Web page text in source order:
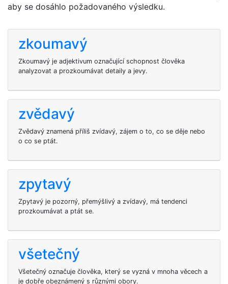
aby se dosáhlo požadovaného výsledku.
zkoumavý
Zkoumavý je adjektivum označující schopnost člověka
analyzovat a prozkoumávat detaily a jevy.
zvědavý
Zvědavý znamená příliš zvídavý, zájem o to, co se děje nebo
o co se ptát.
zpytavý
Zpytavý je pozorný, přemýšlivý a zvídavý, má tendenci
prozkoumávat a ptát se.
všetečný
Všetečný označuje člověka, který se vyzná v mnoha věcech a
je dobře obeznámený s různými obory.